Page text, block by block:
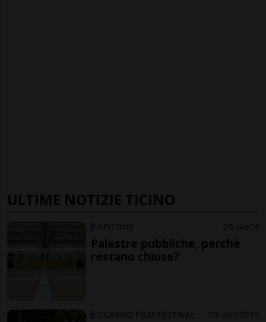
ULTIME NOTIZIE TICINO
CANTONE 5 ore 4
Palestre pubbliche, perché
restano chiuse?
LOCARNO FILM FESTIVAL 9 ore 3 15